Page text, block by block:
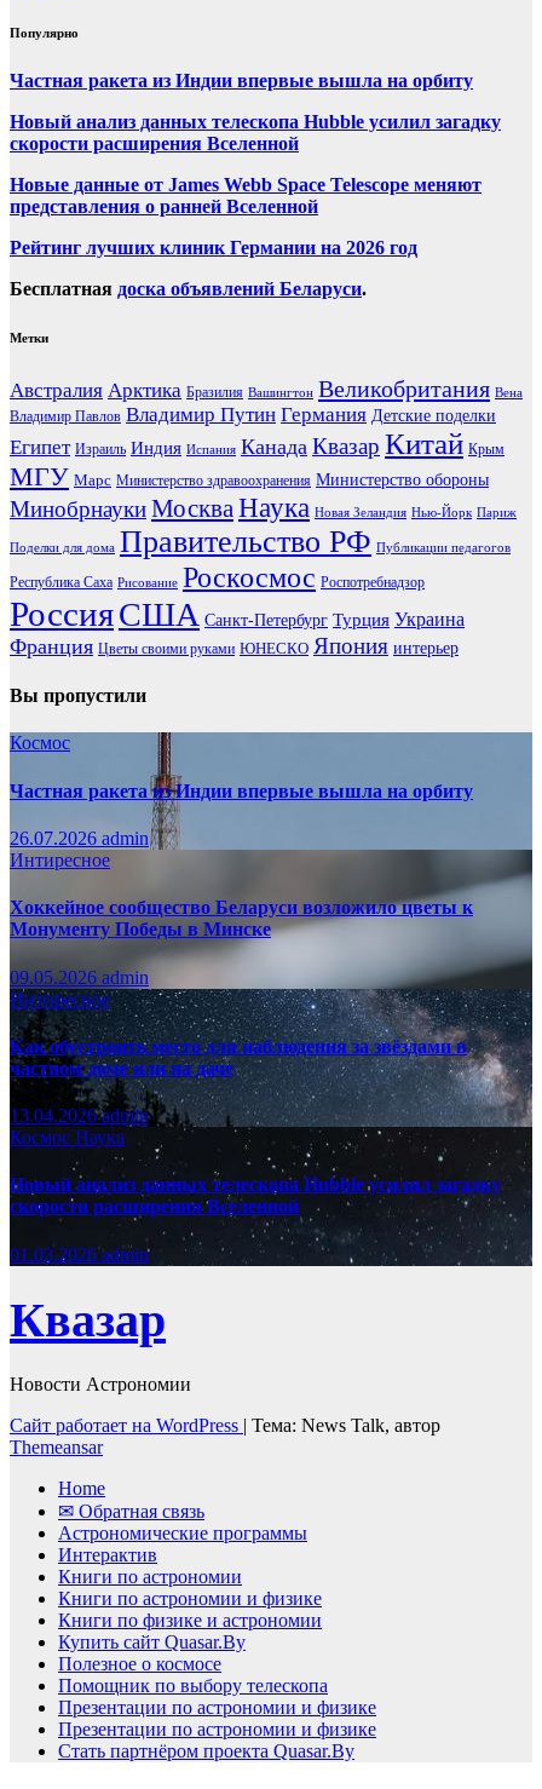
Популярно
Частная ракета из Индии впервые вышла на орбиту
Новый анализ данных телескопа Hubble усилил загадку
скорости расширения Вселенной
Новые данные от James Webb Space Telescope меняют
представления о ранней Вселенной
Рейтинг лучших клиник Германии на 2026 год
Бесплатная доска объявлений Беларуси.
Метки
Австралия Арктика Бразилия Вашингтон Великобритания Вена
Владимир Павлов Владимир Путин Германия Детские поделки
Египет Израиль Индия Испания Канада Квазар Китай Крым
МГУ Марс Министерство здравоохранения Министерство обороны
МинобрнаукиМоскваНаука Новая Зеландия Нью-Йорк Париж
Поделки для дома Правительство РФ Публикации педагогов
Республика Саха Рисование Роскосмос Роспотребнадзор
РоссияСША Санкт-Петербург Турция Украина
Франция Цветы своими руками ЮНЕСКО Япония интерьер
Вы пропустили
Космос
Частная ракета из Индии впервые вышла на орбиту
26.07.2026 admin
Интиресное
Хоккейное сообщество Беларуси возложило цветы к
Монументу Победы в Минске
09.05.2026 admin
Интиресное
Как обустроить место для наблюдения за звёздами в
частном доме или на даче
13.04.2026admin
Космос Наука
Новый анализ данных телескопа Hubble усилил загадку
скорости расширения Вселенной
01.03.2026admin
Квазар
Новости Астрономии
Сайт работает на WordPress
Тема: News Talk, автор
Themeansar
Home
✉ Обратная связь
Астрономические программы
Интерактив
Книги по астрономии
Книги по астрономии и физике
Книги по физике и астрономии
Купить сайт Quasar.By
Полезное о космосе
Помощник по выбору телескопа
Презентации по астрономии и физике
Презентации по астрономии и физике
Стать партнёром проекта Quasar.By